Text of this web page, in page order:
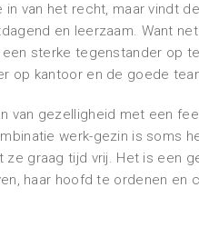
van het recht, maar vindt
en leerzaam. Want
sterke tegenstander op
op kantoor en de goede
van gezelligheid met een
werk-gezin is soms
ze graag tijd vrij. Het is een
haar hoofd te ordenen en